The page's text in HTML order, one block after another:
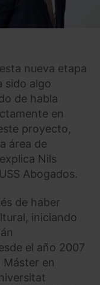
nueva etapa
sido algo
de habla
en
proyecto,
área de
Nils
Abogados.
de haber
iniciando
el año 2007
en